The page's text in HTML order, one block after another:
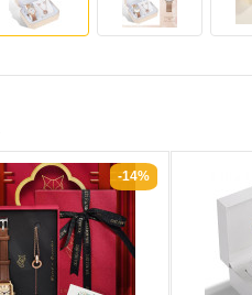
-14%